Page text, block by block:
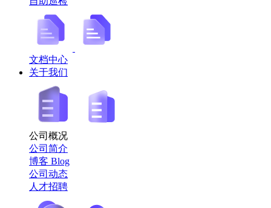
文档中心
关于我们
公司概况
公司简介
博客 Blog
公司动态
人才招聘